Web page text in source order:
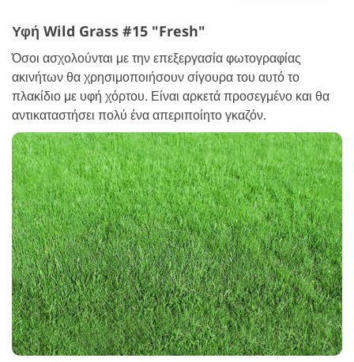
Υφή Wild Grass #15 "Fresh"
Όσοι ασχολούνται με την επεξεργασία φωτογραφίας
ακινήτων θα χρησιμοποιήσουν σίγουρα του αυτό το
πλακίδιο με υφή χόρτου. Είναι αρκετά προσεγμένο και θα
αντικαταστήσει πολύ ένα απεριποίητο γκαζόν.